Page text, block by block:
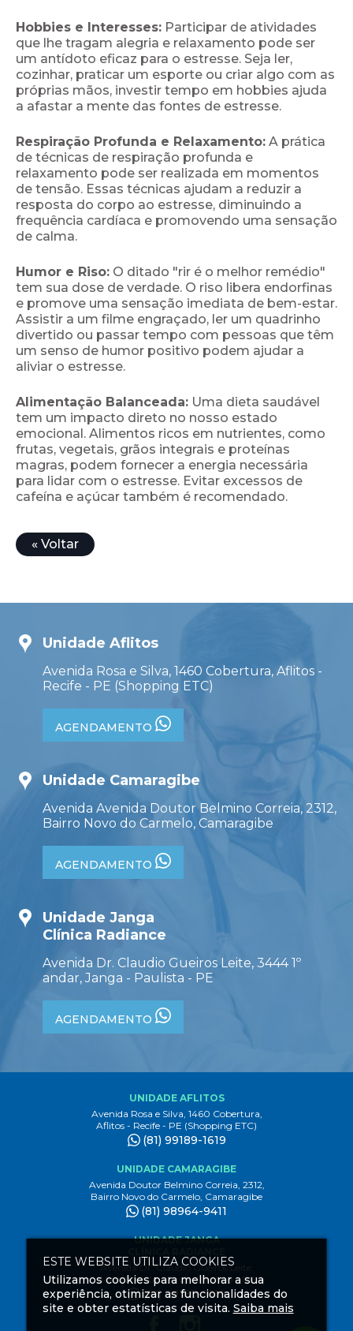
Hobbies e Interesses: Participar de atividades
que lhe tragam alegria e relaxamento pode ser
um antídoto eficaz para o estresse. Seja ler,
cozinhar, praticar um esporte ou criar algo com as
próprias mãos, investir tempo em hobbies ajuda
a afastar a mente das fontes de estresse.
Respiração Profunda e Relaxamento: A prática
de técnicas de respiração profunda e
relaxamento pode ser realizada em momentos
de tensão. Essas técnicas ajudam a reduzir a
resposta do corpo ao estresse, diminuindo a
frequência cardíaca e promovendo uma sensação
de calma.
Humor e Riso: O ditado "rir é o melhor remédio"
tem sua dose de verdade. O riso libera endorfinas
e promove uma sensação imediata de bem-estar.
Assistir a um filme engraçado, ler um quadrinho
divertido ou passar tempo com pessoas que têm
um senso de humor positivo podem ajudar a
aliviar o estresse.
Alimentação Balanceada: Uma dieta saudável
tem um impacto direto no nosso estado
emocional. Alimentos ricos em nutrientes, como
frutas, vegetais, grãos integrais e proteínas
magras, podem fornecer a energia necessária
para lidar com o estresse. Evitar excessos de
cafeína e açúcar também é recomendado.
« Voltar
Unidade Aflitos
Avenida Rosa e Silva, 1460 Cobertura, Aflitos -
Recife - PE (Shopping ETC)
AGENDAMENTO
Unidade Camaragibe
Avenida Avenida Doutor Belmino Correia, 2312,
Bairro Novo do Carmelo, Camaragibe
AGENDAMENTO
Unidade Janga
Clínica Radiance
Avenida Dr. Claudio Gueiros Leite, 3444 1º
andar, Janga - Paulista - PE
AGENDAMENTO
UNIDADE AFLITOS
Avenida Rosa e Silva, 1460 Cobertura,
Aflitos - Recife - PE (Shopping ETC)
(81) 99189-1619
UNIDADE CAMARAGIBE
Avenida Doutor Belmino Correia, 2312,
Bairro Novo do Carmelo, Camaragibe
(81) 98964-9411
UNIDADE JANGA
Avenida Dr. Claudio Gueiros Leite,
3444 1º andar, Janga Paulista - PE
(81) 99189-1619
ESTE WEBSITE UTILIZA COOKIES
Utilizamos cookies para melhorar a sua
experiência, otimizar as funcionalidades do
site e obter estatísticas de visita. Saiba mais